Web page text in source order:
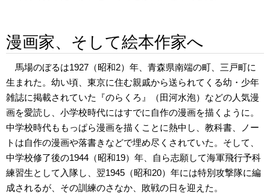
漫画家、そして絵本作家へ
馬場のぼるは1927（昭和2）年、青森県南端の町、三戸町に
生まれた。幼い頃、東京に住む親戚から送られてくる幼・少年
雑誌に掲載されていた『のらくろ』（田河水泡）などの人気漫
画を愛読し、小学校時代にはすでに自作の漫画を描くように。
中学校時代ももっぱら漫画を描くことに熱中し、教科書、ノー
トは自作の漫画や落書きなどで埋め尽くされていた。そして、
中学校修了後の1944（昭和19）年、自ら志願して海軍飛行予科
練習生として入隊し、翌1945（昭和20）年には特別攻撃隊に編
成されるが、その訓練のさなか、敗戦の日を迎えた。